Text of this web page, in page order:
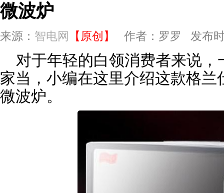
微波炉
来源： 智电网 【原创】 作者：罗罗 发布
对于年轻的白领消费者来说
家当，小编在这里介绍这款格兰
微波炉。